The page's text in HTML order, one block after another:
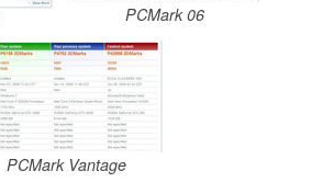
PCMark 06
PCMark Vantage